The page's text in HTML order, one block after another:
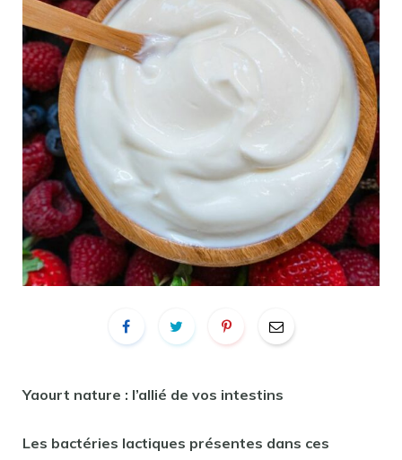
Yaourt nature : l’allié de vos intestins
Les bactéries lactiques présentes dans ces